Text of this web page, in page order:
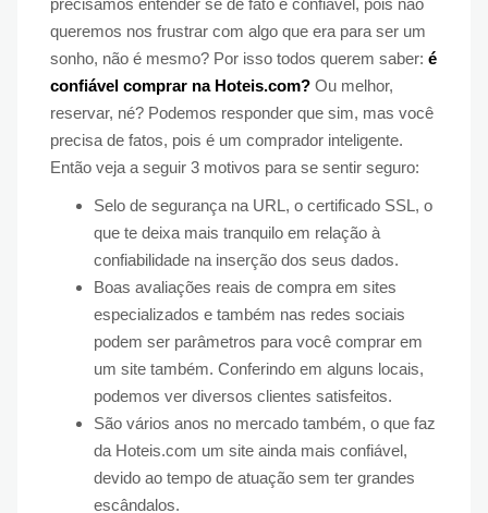
precisamos entender se de fato é confiável, pois não
queremos nos frustrar com algo que era para ser um
sonho, não é mesmo? Por isso todos querem saber: é
confiável comprar na Hoteis.com? Ou melhor,
reservar, né? Podemos responder que sim, mas você
precisa de fatos, pois é um comprador inteligente.
Então veja a seguir 3 motivos para se sentir seguro:
Selo de segurança na URL, o certificado SSL, o
que te deixa mais tranquilo em relação à
confiabilidade na inserção dos seus dados.
Boas avaliações reais de compra em sites
especializados e também nas redes sociais
podem ser parâmetros para você comprar em
um site também. Conferindo em alguns locais,
podemos ver diversos clientes satisfeitos.
São vários anos no mercado também, o que faz
da Hoteis.com um site ainda mais confiável,
devido ao tempo de atuação sem ter grandes
escândalos.